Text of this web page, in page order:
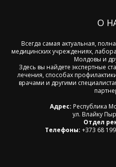
О
Всегда самая актуальная,
медицинских учреждениях,
Молдовы и
Здесь вы найдете экспертные
лечения, способах
врачами и другими
Адрес: Республика
ул. Влайку
Отдел
Телефоны: +373 68